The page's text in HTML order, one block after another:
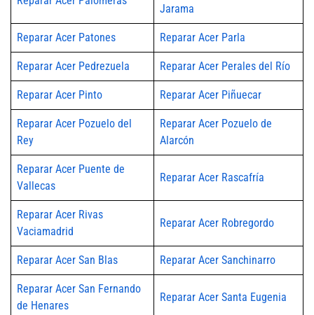
Jarama
Reparar Acer Patones Reparar Acer Parla
Reparar Acer Pedrezuela Reparar Acer Perales del Río
Reparar Acer Pinto Reparar Acer Piñuecar
Reparar Acer Pozuelo del
Rey
Reparar Acer Pozuelo de
Alarcón
Reparar Acer Puente de
Vallecas
Reparar Acer Rascafría
Reparar Acer Rivas
Vaciamadrid
Reparar Acer Robregordo
Reparar Acer San Blas Reparar Acer Sanchinarro
Reparar Acer San Fernando
de Henares
Reparar Acer Santa Eugenia